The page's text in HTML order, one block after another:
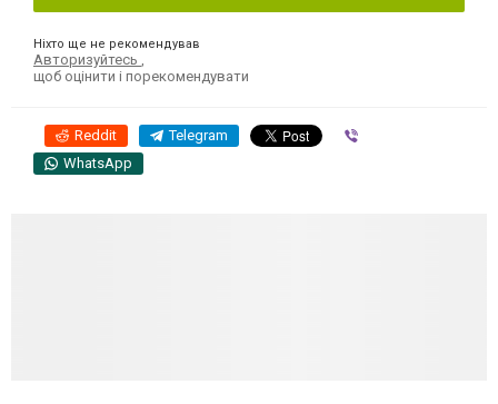
Ніхто ще не рекомендував
Авторизуйтесь ,
щоб оцінити і порекомендувати
Reddit Telegram
WhatsApp